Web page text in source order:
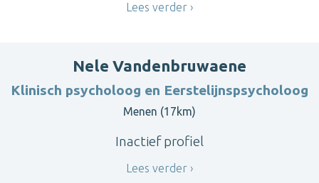
Lees verder
Nele Vandenbruwaene
Klinisch psycholoog en Eerstelijnspsycholoog
Menen (17km)
Inactief profiel
Lees verder